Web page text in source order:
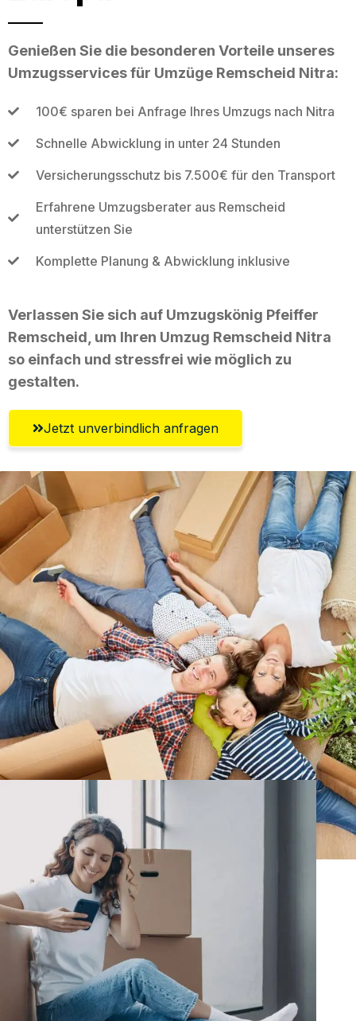
Genießen Sie die besonderen Vorteile unseres
Umzugsservices für Umzüge Remscheid Nitra:
100€ sparen bei Anfrage Ihres Umzugs nach Nitra
Schnelle Abwicklung in unter 24 Stunden
Versicherungsschutz bis 7.500€ für den Transport
Erfahrene Umzugsberater aus Remscheid
unterstützen Sie
Komplette Planung & Abwicklung inklusive
Verlassen Sie sich auf Umzugskönig Pfeiffer
Remscheid, um Ihren Umzug Remscheid Nitra
so einfach und stressfrei wie möglich zu
gestalten.
Jetzt unverbindlich anfragen